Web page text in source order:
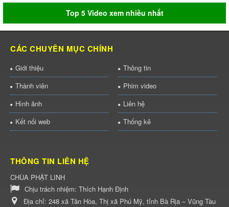
Top 5 Video xem nhiều nhất
CÁC CHUYÊN MỤC CHÍNH
Giới thiệu
Thông tin
Thành viên
Phim video
Hình ảnh
Liên hệ
Kết nối web
Thống kê
THÔNG TIN LIÊN HỆ
CHÙA PHẬT LINH
Chịu trách nhiệm: Thích Hạnh Định
Địa chỉ: 248 xã Tân Hòa, Thị xã Phú Mỹ, tỉnh Bà Rịa – Vũng Tàu